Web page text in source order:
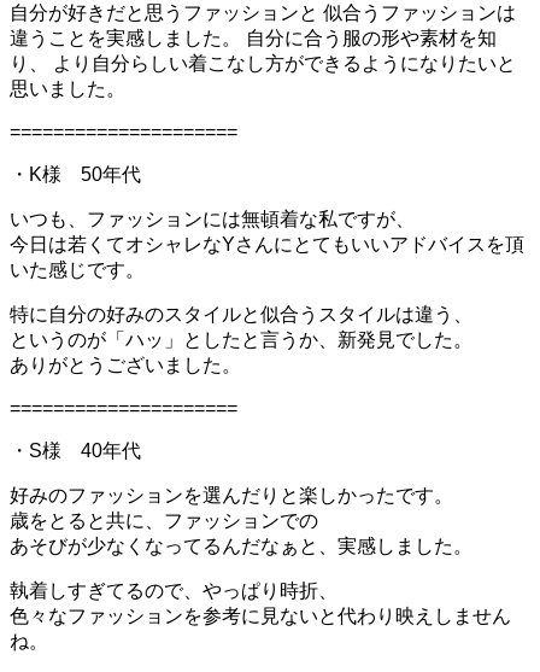
自分が好きだと思うファッションと 似合うファッションは
違うことを実感しました。 自分に合う服の形や素材を知
り、 より自分らしい着こなし方ができるようになりたいと
思いました。
=====================
・K様 50年代
いつも、ファッションには無頓着な私ですが、
今日は若くてオシャレなYさんにとてもいいアドバイスを頂
いた感じです。
特に自分の好みのスタイルと似合うスタイルは違う、
というのが「ハッ」としたと言うか、新発見でした。
ありがとうございました。
=====================
・S様 40年代
好みのファッションを選んだりと楽しかったです。
歳をとると共に、ファッションでの
あそびが少なくなってるんだなぁと、実感しました。
執着しすぎてるので、やっぱり時折、
色々なファッションを参考に見ないと代わり映えしません
ね。